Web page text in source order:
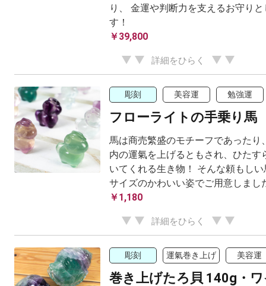
り、 金運や判断力を支えるお守り
す！
￥39,800
詳細をひらく
彫刻 美容運 勉強運
フローライトの手乗り馬
馬は商売繁盛のモチーフであったり
内の運氣を上げるともされ、ひたす
いてくれる生き物！ そんな頼もしい
サイズのかわいい姿でご用意しまし
￥1,180
詳細をひらく
彫刻 運氣巻き上げ 美容運
巻き上げたろ貝 140g・